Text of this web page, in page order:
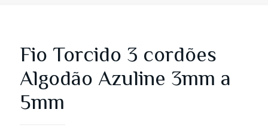
Fio Torcido 3 cordões
Algodão Azuline 3mm a
5mm